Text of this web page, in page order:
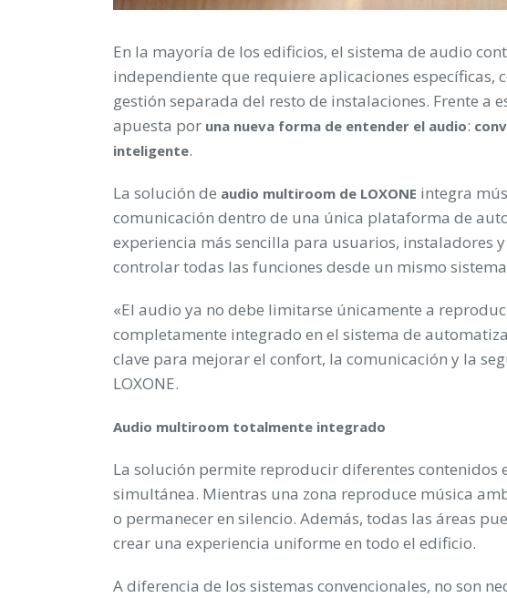
En la mayoría de los edificios, el sistema de audio
independiente que requiere aplicaciones específicas,
gestión separada del resto de instalaciones. Frente a
apuesta por una nueva forma de entender el audio:
inteligente.
La solución de audio multiroom de LOXONE integra
comunicación dentro de una única plataforma de
experiencia más sencilla para usuarios, instaladores
controlar todas las funciones desde un mismo
«El audio ya no debe limitarse únicamente a
completamente integrado en el sistema de
clave para mejorar el confort, la comunicación y la
LOXONE.
Audio multiroom totalmente integrado
La solución permite reproducir diferentes contenidos
simultánea. Mientras una zona reproduce música
o permanecer en silencio. Además, todas las áreas
crear una experiencia uniforme en todo el edificio.
A diferencia de los sistemas convencionales, no son